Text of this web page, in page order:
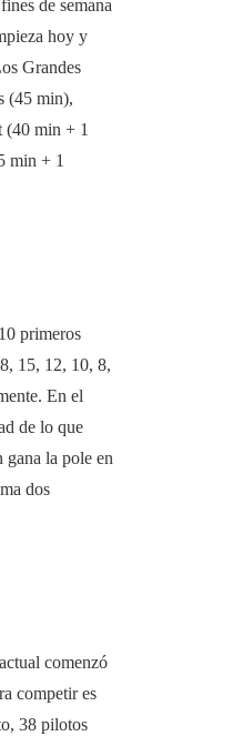
de semana
hoy y
Grandes
(45 min),
(40 min + 1
min + 1
primeros
15, 12, 10, 8,
En el
de lo que
la pole en
dos
comenzó
competir es
38 pilotos